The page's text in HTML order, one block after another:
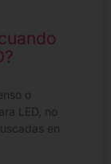
o
LED, no
en